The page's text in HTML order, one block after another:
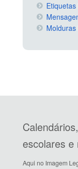
Molduras
escolares e
Aqui no Imagem